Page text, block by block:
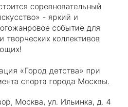
соревновательный
- яркий и
событие для
творческих коллективов
«Город детства» при
спорта города Москвы.
Москва, ул. Ильинка, д. 4